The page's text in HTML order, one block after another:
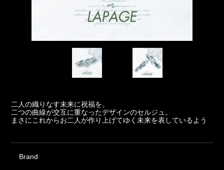
二人の織りなす未来に祝福を。
二つの曲線が交互に重なったデザインのセルジュ。
まさにこれからお二人が作り上げてゆく未来を表しているよう
Brand